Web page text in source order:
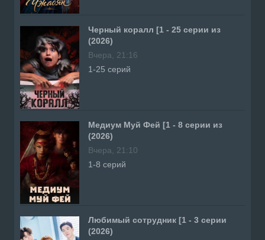
Черный коралл [1 - 25 серии из
(2026)
Вчера, 21:16
1-25 серий
Медиум Муй Фей [1 - 8 серии из
(2026)
Вчера, 21:10
1-8 серий
Любимый сотрудник [1 - 3 серии
(2026)